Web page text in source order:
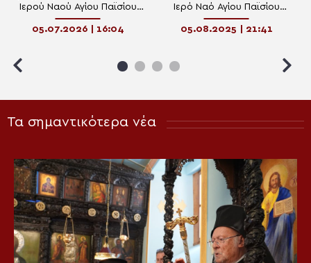
Ιερού Ναού Αγίου Παϊσίου
στο Αλεθρικό
05.07.2026 | 16:04
Ιερό Ναό Αγίου Παϊσίου
Ιωαννίνων
05.08.2025 | 21:41
Τα σημαντικότερα νέα